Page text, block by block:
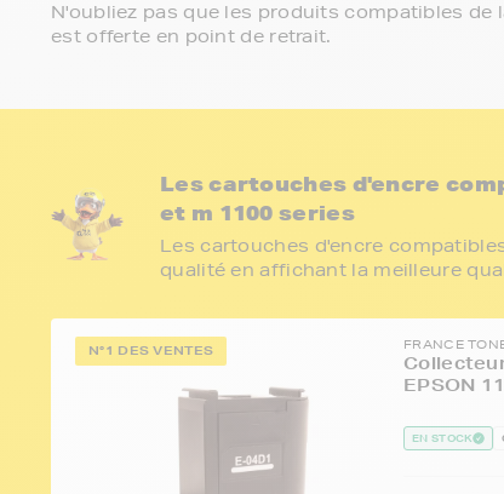
N'oubliez pas que les produits compatibles de
est offerte en point de retrait.
Les cartouches d'encre
et m 1100 series
Les cartouches d'encre
qualité en affichant la meilleure
N°1 DES VENTES FRANCE
EPSON
EN STOCK